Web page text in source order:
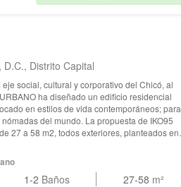
Distrito Capital
social, cultural y corporativo del Chicó, al
en estilos de vida contemporáneos; para
La propuesta de IKO95
27 a 58 m2, todos exteriores, planteados en
1-2 Baños 27-58 m²